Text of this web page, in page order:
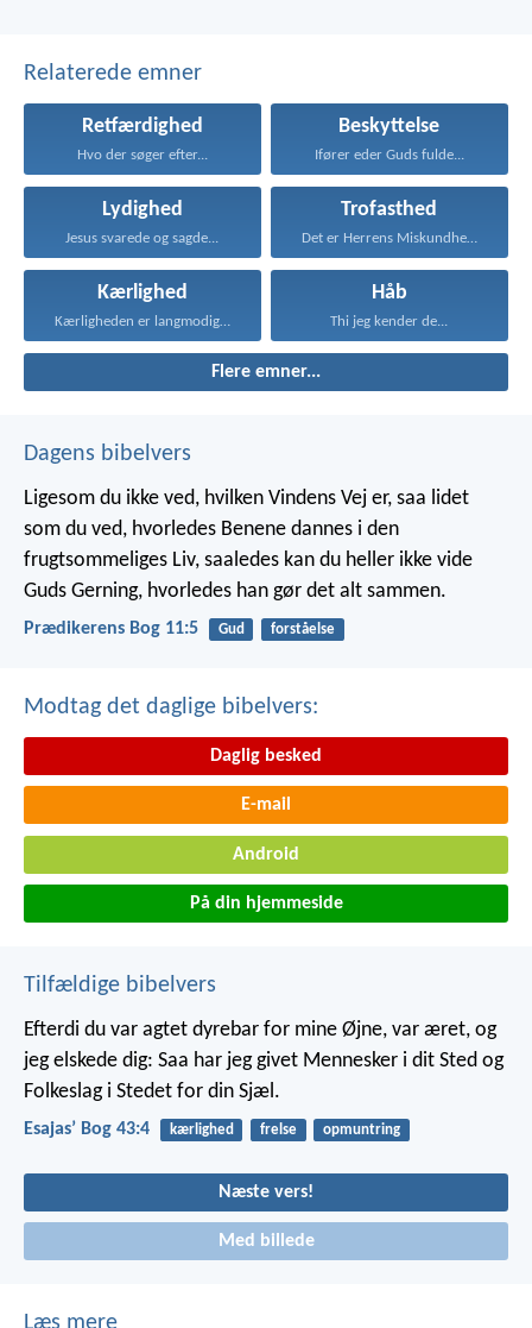
Relaterede emner
Retfærdighed
Hvo der søger efter...
Beskyttelse
Ifører eder Guds fulde...
Lydighed
Jesus svarede og sagde...
Trofasthed
Det er Herrens Miskundhed...
Kærlighed
Kærligheden er langmodig, er...
Håb
Thi jeg kender de...
Flere emner...
Dagens bibelvers
Ligesom du ikke ved, hvilken Vindens Vej er, saa lidet
som du ved, hvorledes Benene dannes i den
frugtsommeliges Liv, saaledes kan du heller ikke vide
Guds Gerning, hvorledes han gør det alt sammen.
Prædikerens Bog 11:5 Gud forståelse
Modtag det daglige bibelvers:
Daglig besked
E-mail
Android
På din hjemmeside
Tilfældige bibelvers
Efterdi du var agtet dyrebar for mine Øjne, var æret, og
jeg elskede dig: Saa har jeg givet Mennesker i dit Sted og
Folkeslag i Stedet for din Sjæl.
Esajasʼ Bog 43:4 kærlighed frelse opmuntring
Næste vers!
Med billede